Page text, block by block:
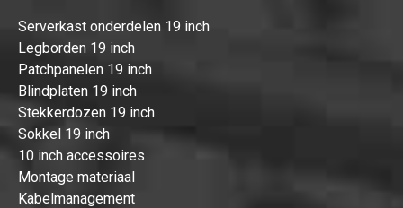
Serverkast onderdelen 19 inch
Legborden 19 inch
Patchpanelen 19 inch
Blindplaten 19 inch
Stekkerdozen 19 inch
Sokkel 19 inch
10 inch accessoires
Montage materiaal
Kabelmanagement